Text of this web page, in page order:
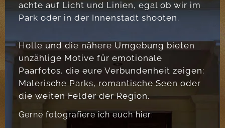
achte auf Licht und Linien, egal ob wir im
Park oder in der Innenstadt shooten.
Holle und die nähere Umgebung bieten
unzählige Motive für emotionale
Paarfotos, die eure Verbundenheit zeigen:
Malerische Parks, romantische Seen oder
die weiten Felder der Region.
Gerne fotografiere ich euch hier: